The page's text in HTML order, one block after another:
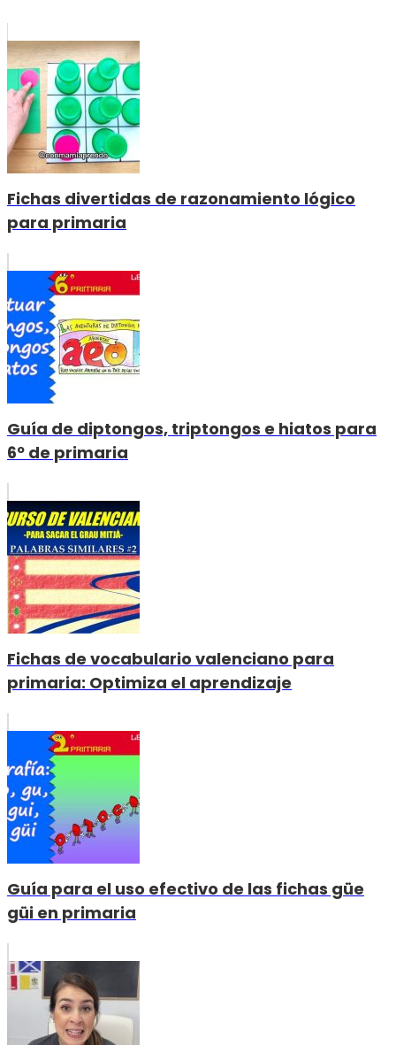
Fichas divertidas de razonamiento lógico
para primaria
Guía de diptongos, triptongos e hiatos para
6º de primaria
Fichas de vocabulario valenciano para
primaria: Optimiza el aprendizaje
Guía para el uso efectivo de las fichas güe
güi en primaria